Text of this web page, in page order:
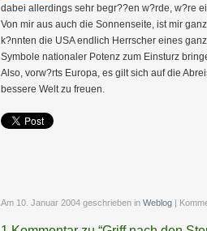
dabei allerdings sehr begr??en w?rde, w?re
Von mir aus auch die Sonnenseite, ist mir
k?nnten die USA endlich Herrscher eines
Symbole nationaler Potenz zum Einsturz
Also, vorw?rts Europa, es gilt sich auf die
bessere Welt zu freuen.
Am 10. Januar 2004 geschrieben in Weblog |